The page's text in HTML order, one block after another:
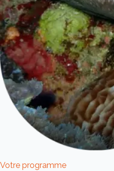
Votre programme